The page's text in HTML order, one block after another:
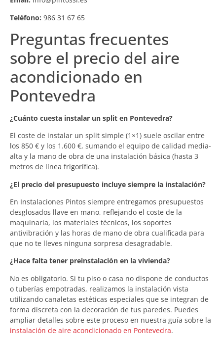
Teléfono: 986 31 67 65
Preguntas frecuentes
sobre el precio del aire
acondicionado en
Pontevedra
¿Cuánto cuesta instalar un split en Pontevedra?
El coste de instalar un split simple (1×1) suele oscilar entre
los 850 € y los 1.600 €, sumando el equipo de calidad media-
alta y la mano de obra de una instalación básica (hasta 3
metros de línea frigorífica).
¿El precio del presupuesto incluye siempre la instalación?
En Instalaciones Pintos siempre entregamos presupuestos
desglosados llave en mano, reflejando el coste de la
maquinaria, los materiales técnicos, los soportes
antivibración y las horas de mano de obra cualificada para
que no te lleves ninguna sorpresa desagradable.
¿Hace falta tener preinstalación en la vivienda?
No es obligatorio. Si tu piso o casa no dispone de conductos
o tuberías empotradas, realizamos la instalación vista
utilizando canaletas estéticas especiales que se integran de
forma discreta con la decoración de tus paredes. Puedes
ampliar detalles sobre este proceso en nuestra guía sobre la
instalación de aire acondicionado en Pontevedra.